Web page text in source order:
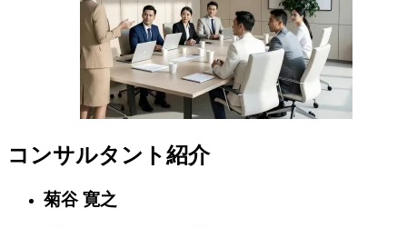
コンサルタント紹介
菊谷 寛之